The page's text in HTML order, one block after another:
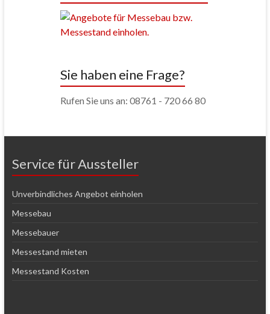
Sie haben eine Frage?
Rufen Sie uns an: 08761 - 720 66 80
Service für Aussteller
Unverbindliches Angebot einholen
Messebau
Messebauer
Messestand mieten
Messestand Kosten